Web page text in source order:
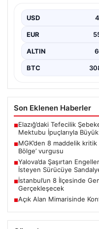
USD
EUR
ALTIN
BTC
Son Eklenen Haberler
■Elazığ’daki Tefecilik
Mektubu İpuçlarıyla
■MGK’den 8 maddelik
Bölge’ vurgusu
■Yalova’da Şaşırtan
İsteyen Sürücüye
■İstanbul’un 8 İlçesinde
Gerçekleşecek
■Açık Alan Mimarisinde